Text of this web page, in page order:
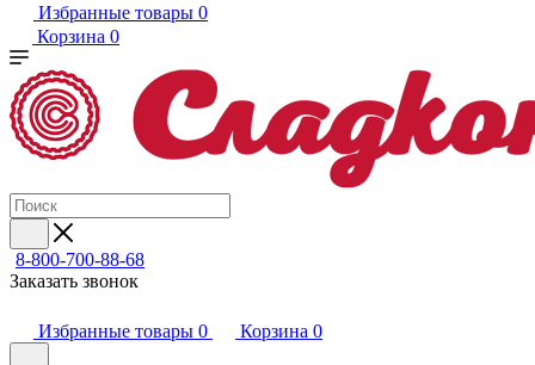
Избранные товары 0
Корзина 0
8-800-700-88-68
Заказать звонок
Избранные товары 0 Корзина 0